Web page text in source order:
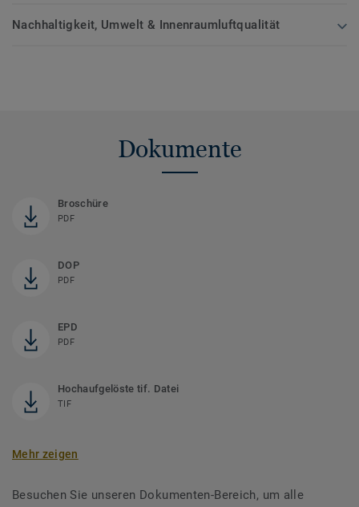
Nachhaltigkeit, Umwelt & Innenraumluftqualität
Dokumente
Broschüre
PDF
DOP
PDF
EPD
PDF
Hochaufgelöste tif. Datei
TIF
Mehr zeigen
Besuchen Sie unseren Dokumenten-Bereich, um alle